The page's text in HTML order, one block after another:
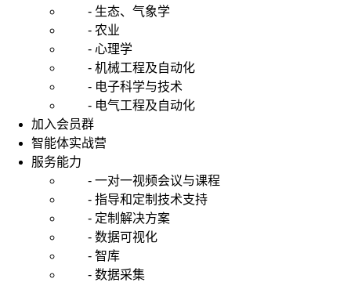
- 生态、气象学
- 农业
- 心理学
- 机械工程及自动化
- 电子科学与技术
- 电气工程及自动化
加入会员群
智能体实战营
服务能力
- 一对一视频会议与课程
- 指导和定制技术支持
- 定制解决方案
- 数据可视化
- 智库
- 数据采集